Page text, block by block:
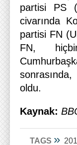
partisi PS
civarında
partisi FN
FN,
oldu.
Kaynak:
TAGS »